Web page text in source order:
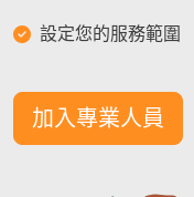
設定您的服務範圍
加入專業人員